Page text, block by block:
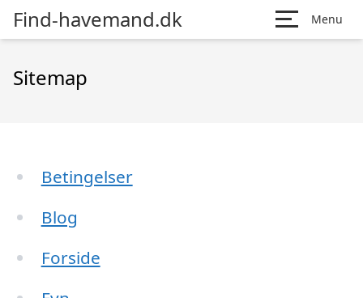
Find-havemand.dk Menu
Sitemap
Betingelser
Blog
Forside